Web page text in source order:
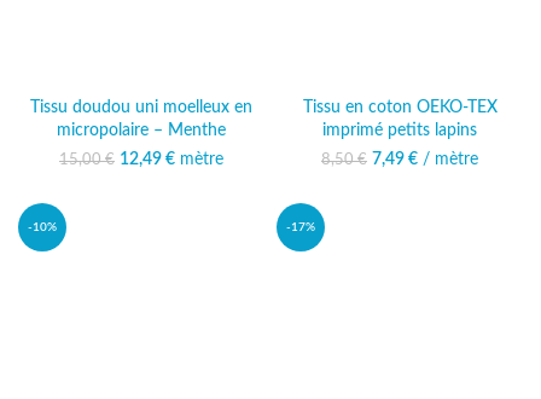
Tissu doudou uni moelleux en
micropolaire – Menthe
15,00€ Le prix initial était :
12,49 €
Le prix
mètre
Tissu en coton OEKO-TEX
imprimé petits lapins
8,50€
Le prix initial était :
7,49 € Le prix actuel
/ mètre
-10% -17%